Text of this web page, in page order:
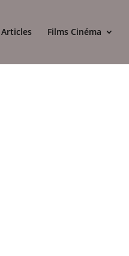
Articles Films Cinéma